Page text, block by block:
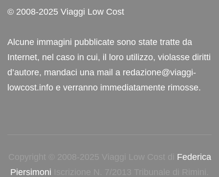
© 2008-2025 Viaggi Low Cost
Alcune immagini pubblicate sono state tratte da
Internet, nel caso in cui, il loro utilizzo, violasse diritti
d’autore, mandaci una mail a redazione@viaggi-
lowcost.info e verranno immediatamente rimosse.
Copyright © 2008-2025 Viaggi Low Cost di Federica
Piersimoni Iscrizione N. 7/2013 Tribunale di Rimini.